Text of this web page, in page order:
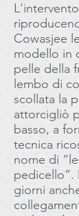
Cowasjee
modello in
pelle della
lembo di
scollata la
attorcigliò
basso, a
tecnica
nome di
pedicello”.
giorni